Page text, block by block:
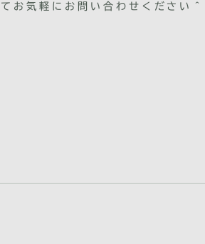
お気軽にお問い合わせください＾